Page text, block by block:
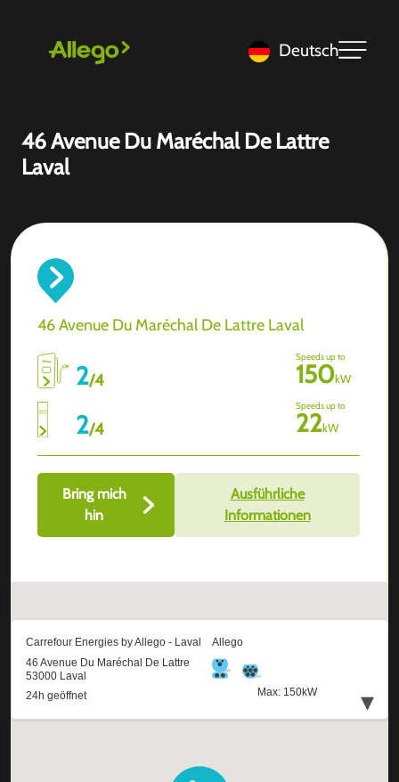
Deutsch
46 Avenue Du Maréchal De Lattre
Laval
46 Avenue Du Maréchal De Lattre Laval
2/4
Speeds up to
150kW
2/4
Speeds up to
22kW
Bring mich
hin
Ausführliche
Informationen